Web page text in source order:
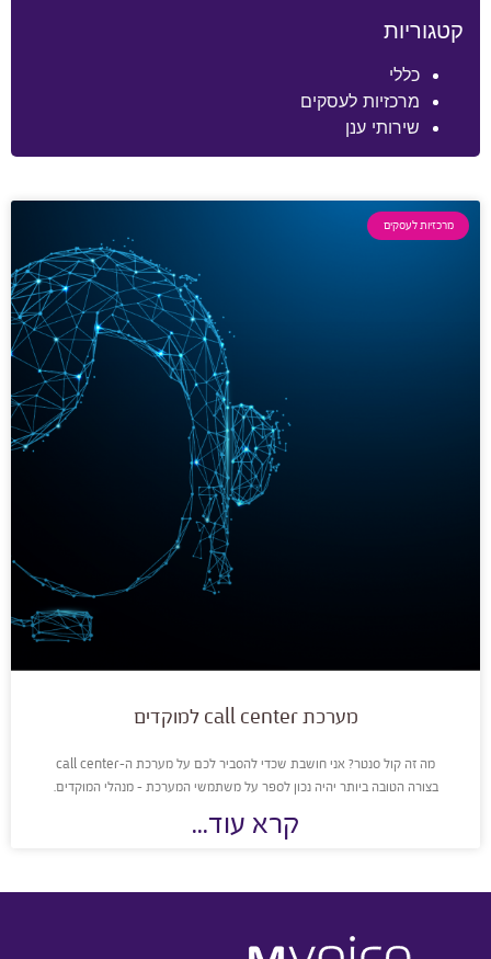
קטגוריות
כללי
מרכזיות לעסקים
שירותי ענן
מרכזיות לעסקים
מערכת call center למוקדים
מה זה קול סנטר? אני חושבת שכדי להסביר לכם על מערכת ה-call center
בצורה הטובה ביותר יהיה נכון לספר על משתמשי המערכת – מנהלי המוקדים.
קרא עוד...